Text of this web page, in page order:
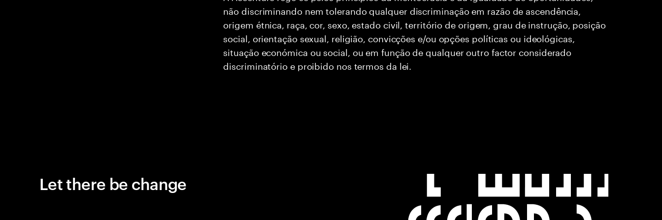
não discriminando nem tolerando qualquer discriminação em razão de ascendência,
origem étnica, raça, cor, sexo, estado civil, território de origem, grau de instrução, posição
social, orientação sexual, religião, convicções e/ou opções políticas ou ideológicas,
situação económica ou social, ou em função de qualquer outro factor considerado
discriminatório e proibido nos termos da lei.
Let there be change